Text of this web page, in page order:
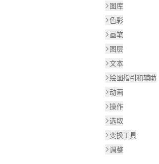
图库
色彩
画笔
图层
文本
绘图指引和辅助
动画
操作
选取
变换工具
调整